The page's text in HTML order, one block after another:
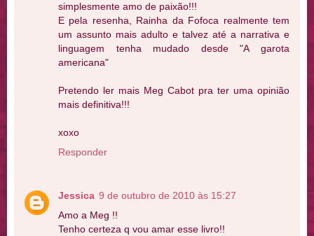
simplesmente amo de paixão!!!
E pela resenha, Rainha da Fofoca realmente tem
um assunto mais adulto e talvez até a narrativa e
linguagem tenha mudado desde "A garota
americana"
Pretendo ler mais Meg Cabot pra ter uma opinião
mais definitiva!!!
xoxo
Responder
Jessica 9 de outubro de 2010 às 15:27
Amo a Meg !!
Tenho certeza q vou amar esse livro!!